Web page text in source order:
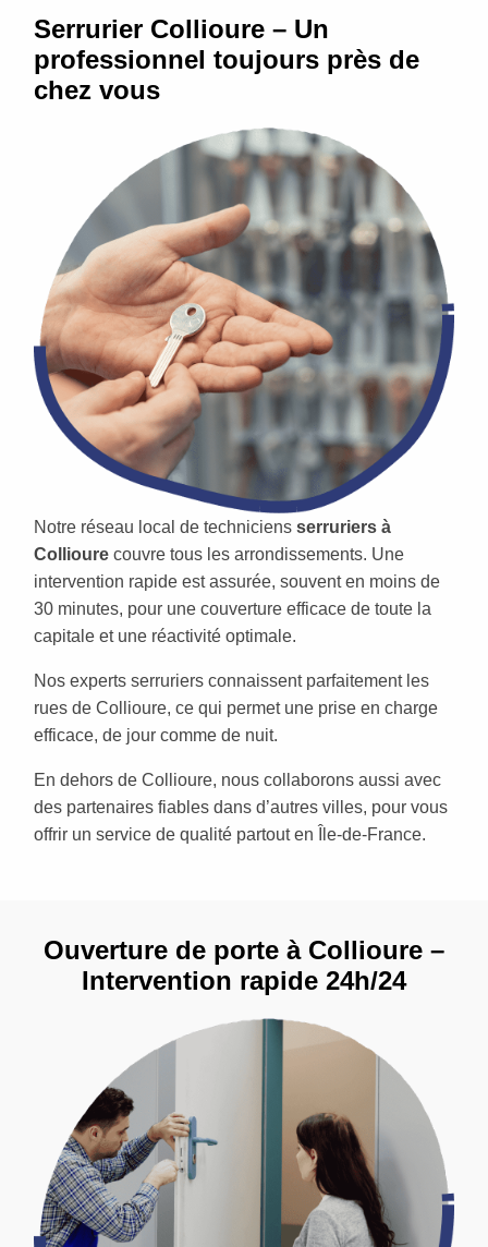
Serrurier Collioure – Un
professionnel toujours près de
chez vous
Notre réseau local de techniciens serruriers à
Collioure couvre tous les arrondissements. Une
intervention rapide est assurée, souvent en moins de
30 minutes, pour une couverture efficace de toute la
capitale et une réactivité optimale.
Nos experts serruriers connaissent parfaitement les
rues de Collioure, ce qui permet une prise en charge
efficace, de jour comme de nuit.
En dehors de Collioure, nous collaborons aussi avec
des partenaires fiables dans d’autres villes, pour vous
offrir un service de qualité partout en Île-de-France.
Ouverture de porte à Collioure –
Intervention rapide 24h/24